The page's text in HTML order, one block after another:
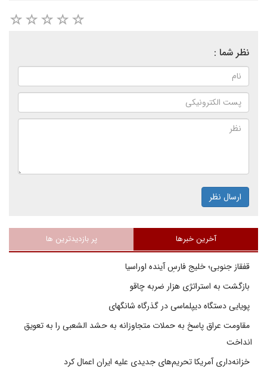
نظر شما :
ارسال نظر
آخرین خبرها پر بازدیدترین ها
قفقاز جنوبی؛ خلیج فارسِ آینده اوراسیا
بازگشت به استراتژی هزار ضربه چاقو
پویایی دستگاه دیپلماسی در گذرگاه شانگهای
مقاومت عراق پاسخ به حملات متجاوزانه به حشد الشعبی را به تعویق
انداخت
خزانه‌داری آمریکا تحریم‌های جدیدی علیه ایران اعمال کرد